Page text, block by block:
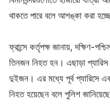
থাকতে পারে বলে আশঙ্কা করা
ফ্রান্সে কর্তৃপক্ষ জানায়, দক্ষিণ-
তিনজন নিহত হন। এছাড়া
দুইজন। এর মধ্যে পূর্ব প্যারিসে
নিহত হয়েছেন বলে পুলিশ